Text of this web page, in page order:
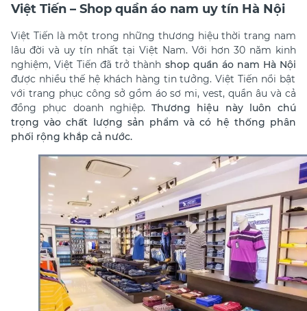
Việt Tiến – Shop quần áo nam uy tín Hà Nội
Việt Tiến là một trong những thương hiệu thời trang nam
lâu đời và uy tín nhất tại Việt Nam. Với hơn 30 năm kinh
nghiệm, Việt Tiến đã trở thành shop quần áo nam Hà Nội
được nhiều thế hệ khách hàng tin tưởng. Việt Tiến nổi bật
với trang phục công sở gồm áo sơ mi, vest, quần âu và cả
đồng phục doanh nghiệp. Thương hiệu này luôn chú
trọng vào chất lượng sản phẩm và có hệ thống phân
phối rộng khắp cả nước.